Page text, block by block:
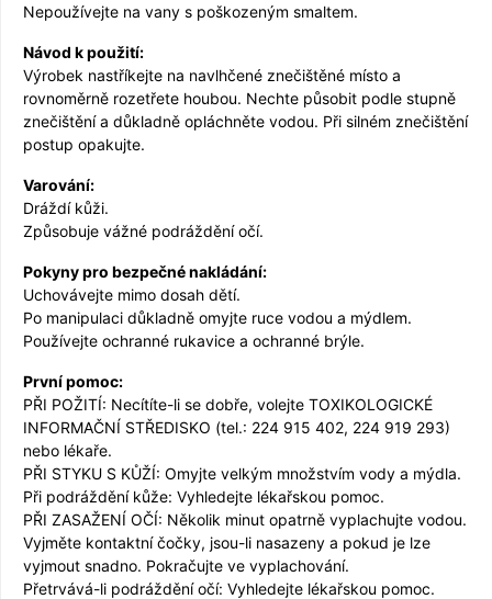
Nepoužívejte na vany s poškozeným smaltem.
Návod k použití:
Výrobek nastříkejte na navlhčené znečištěné místo a
rovnoměrně rozetřete houbou. Nechte působit podle stupně
znečištění a důkladně opláchněte vodou. Při silném znečištění
postup opakujte.
Varování:
Dráždí kůži.
Způsobuje vážné podráždění očí.
Pokyny pro bezpečné nakládání:
Uchovávejte mimo dosah dětí.
Po manipulaci důkladně omyjte ruce vodou a mýdlem.
Používejte ochranné rukavice a ochranné brýle.
První pomoc:
PŘI POŽITÍ: Necítíte-li se dobře, volejte TOXIKOLOGICKÉ
INFORMAČNÍ STŘEDISKO (tel.: 224 915 402, 224 919 293)
nebo lékaře.
PŘI STYKU S KŮŽÍ: Omyjte velkým množstvím vody a mýdla.
Při podráždění kůže: Vyhledejte lékařskou pomoc.
PŘI ZASAŽENÍ OČÍ: Několik minut opatrně vyplachujte vodou.
Vyjměte kontaktní čočky, jsou-li nasazeny a pokud je lze
vyjmout snadno. Pokračujte ve vyplachování.
Přetrvává-li podráždění očí: Vyhledejte lékařskou pomoc.